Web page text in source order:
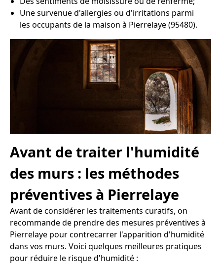
Une survenue d'allergies ou d'irritations parmi
les occupants de la maison à Pierrelaye (95480).
Avant de traiter l'humidité
des murs : les méthodes
préventives à Pierrelaye
Avant de considérer les traitements curatifs, on
recommande de prendre des mesures préventives à
Pierrelaye pour contrecarrer l'apparition d'humidité
dans vos murs. Voici quelques meilleures pratiques
pour réduire le risque d'humidité :